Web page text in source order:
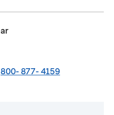
800- 877- 4159